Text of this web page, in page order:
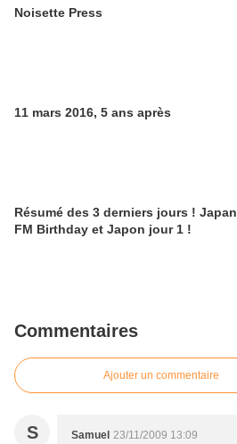
Noisette Press
11 mars 2016, 5 ans après
Résumé des 3 derniers jours ! Japan
FM Birthday et Japon jour 1 !
Commentaires
Ajouter un commentaire
S Samuel 23/11/2009 13:09